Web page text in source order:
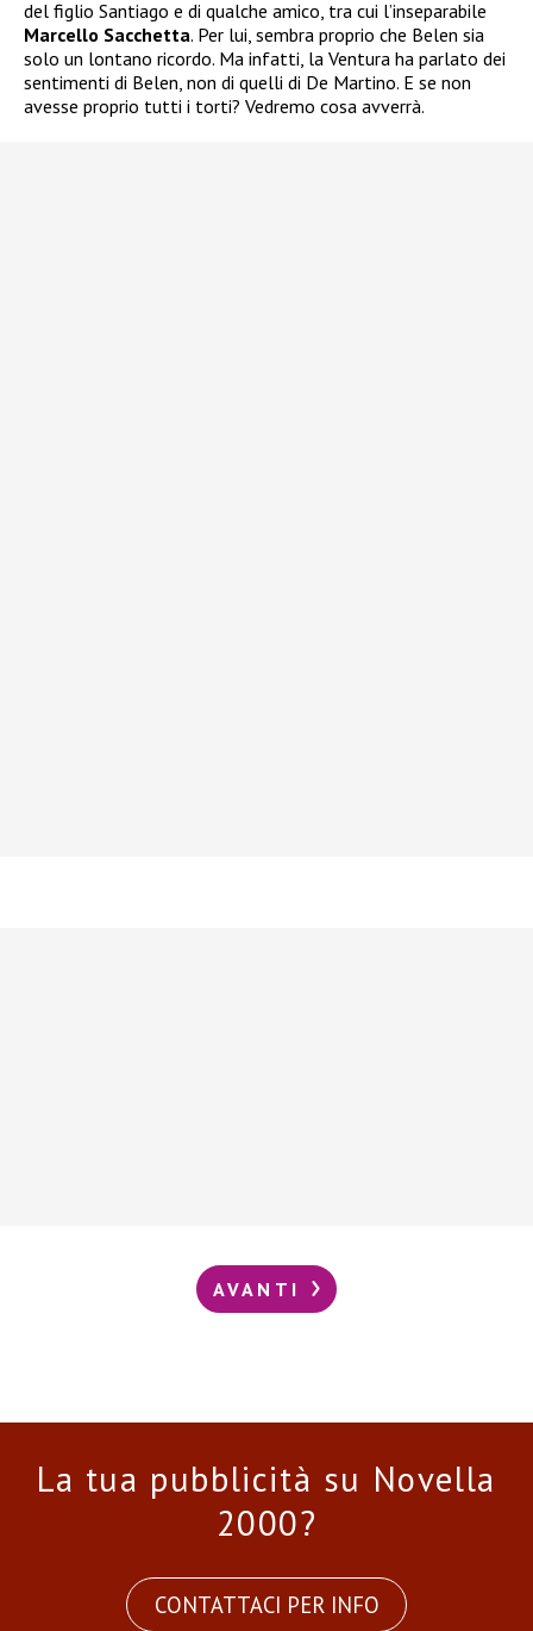
del figlio Santiago e di qualche amico, tra cui l’inseparabile
Marcello Sacchetta. Per lui, sembra proprio che Belen sia
solo un lontano ricordo. Ma infatti, la Ventura ha parlato dei
sentimenti di Belen, non di quelli di De Martino. E se non
avesse proprio tutti i torti? Vedremo cosa avverrà.
AVANTI
La tua pubblicità su Novella
2000?
CONTATTACI PER INFO